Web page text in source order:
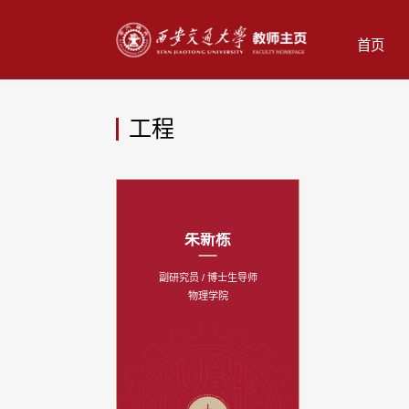
首页
工程
朱新栋
副研究员 / 博士生导师
物理学院